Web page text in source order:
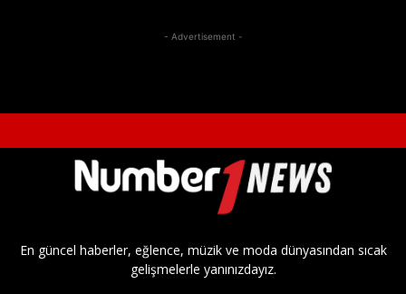
- Advertisement -
En güncel haberler, eğlence, müzik ve moda dünyasından sıcak
gelişmelerle yanınızdayız.